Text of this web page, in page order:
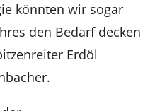
könnten wir sogar
den Bedarf decken
Erdöl